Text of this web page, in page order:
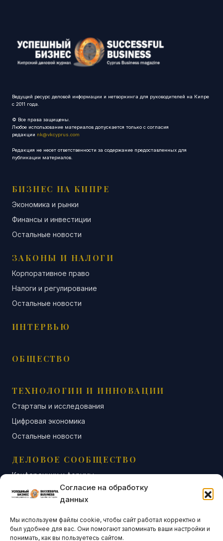
Согласие на обработку
данных
Мы используем файлы cookie, чтобы сайт работал корректно и
был удобнее для вас. Они помогают запоминать ваши настройки и
понимать, как вы пользуетесь сайтом.
Ведущий ресурс деловой информации и нетворкинга для руководителей на Кипре
с 2011 года.
© Все права защищены.
Любое использование материалов допускается только с согласия
редакции nk@vkcyprus.com
Редакция не несет ответственности за содержание предоставленных для
публикации материалов.
БИЗНЕС НА КИПРЕ
Экономика и рынки
Финансы и инвестиции
Остальные новости
ЗАКОНЫ И НАЛОГИ
Корпоративное право
Налоги и регулирование
Остальные новости
ИНТЕРВЬЮ
ОБЩЕСТВО
ТЕХНОЛОГИИ И ИННОВАЦИИ
Стартапы и исследования
Цифровая экономика
Остальные новости
ДЕЛОВОЕ СООБЩЕСТВО
Конференции и форумы
Бизнес-клубы и ассоциации
Остальные новости
АНАЛИТИКА И СТАТИСТИКА